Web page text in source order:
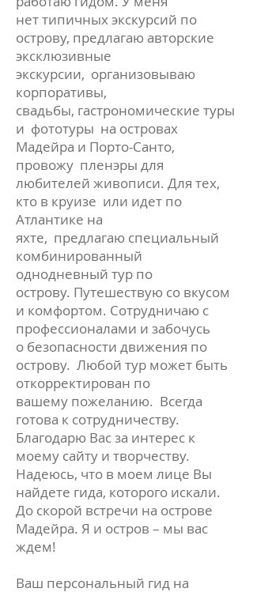
нет типичных экскурсий по
острову, предлагаю авторские
эксклюзивные
экскурсии, организовываю
корпоративы,
свадьбы, гастрономические туры
и фототуры на островах
Мадейра и Порто-Санто,
провожу пленэры для
любителей живописи. Для тех,
кто в круизе или идет по
Атлантике на
яхте, предлагаю специальный
комбинированный
однодневный тур по
острову. Путешествую со вкусом
и комфортом. Сотрудничаю с
профессионалами и забочусь
о безопасности движения по
острову. Любой тур может быть
откорректирован по
вашему пожеланию. Всегда
готова к сотрудничеству.
Благодарю Вас за интерес к
моему сайту и творчеству.
Надеюсь, что в моем лице Вы
найдете гида, которого искали.
До скорой встречи на острове
Мадейра. Я и остров – мы вас
ждем!
Ваш персональный гид на